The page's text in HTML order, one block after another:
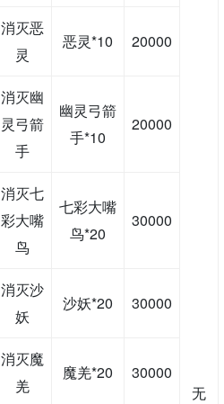
无
消灭恶
灵
恶灵*10 20000
消灭幽
灵弓箭
手
幽灵弓箭
手*10
20000
消灭七
彩大嘴
鸟
七彩大嘴
鸟*20
30000
消灭沙
妖
沙妖*20 30000
消灭魔
羌
魔羌*20 30000